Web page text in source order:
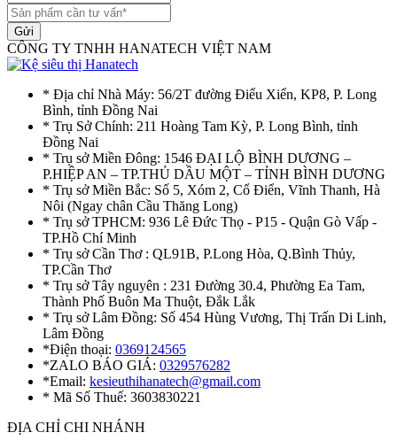
Gửi
CÔNG TY TNHH HANATECH VIỆT NAM
* Địa chỉ Nhà Máy: 56/2T đường Điểu Xiển, KP8, P. Long
Bình, tỉnh Đồng Nai
* Trụ Sở Chính: 211 Hoàng Tam Kỳ, P. Long Bình, tỉnh
Đồng Nai
* Trụ sở Miền Đông: 1546 ĐẠI LỘ BÌNH DƯƠNG –
P.HIỆP AN – TP.THỦ DẦU MỘT – TỈNH BÌNH DƯƠNG
* Trụ sở Miền Bắc: Số 5, Xóm 2, Cổ Điển, Vĩnh Thanh, Hà
Nôi (Ngay chân Cầu Thăng Long)
* Trụ sở TPHCM: 936 Lê Đức Thọ - P15 - Quận Gò Vấp -
TP.Hồ Chí Minh
* Trụ sở Cần Thơ : QL91B, P.Long Hòa, Q.Bình Thủy,
TP.Cần Thơ
* Trụ sở Tây nguyên : 231 Đường 30.4, Phường Ea Tam,
Thành Phố Buôn Ma Thuột, Đắk Lắk
* Trụ sở Lâm Đồng: Số 454 Hùng Vương, Thị Trấn Di Linh,
Lâm Đồng
*Điện thoại: 0369124565
*ZALO BÁO GIÁ: 0329576282
*Email: kesieuthihanatech@gmail.com
* Mã Số Thuế: 3603830221
ĐỊA CHỈ CHI NHÁNH